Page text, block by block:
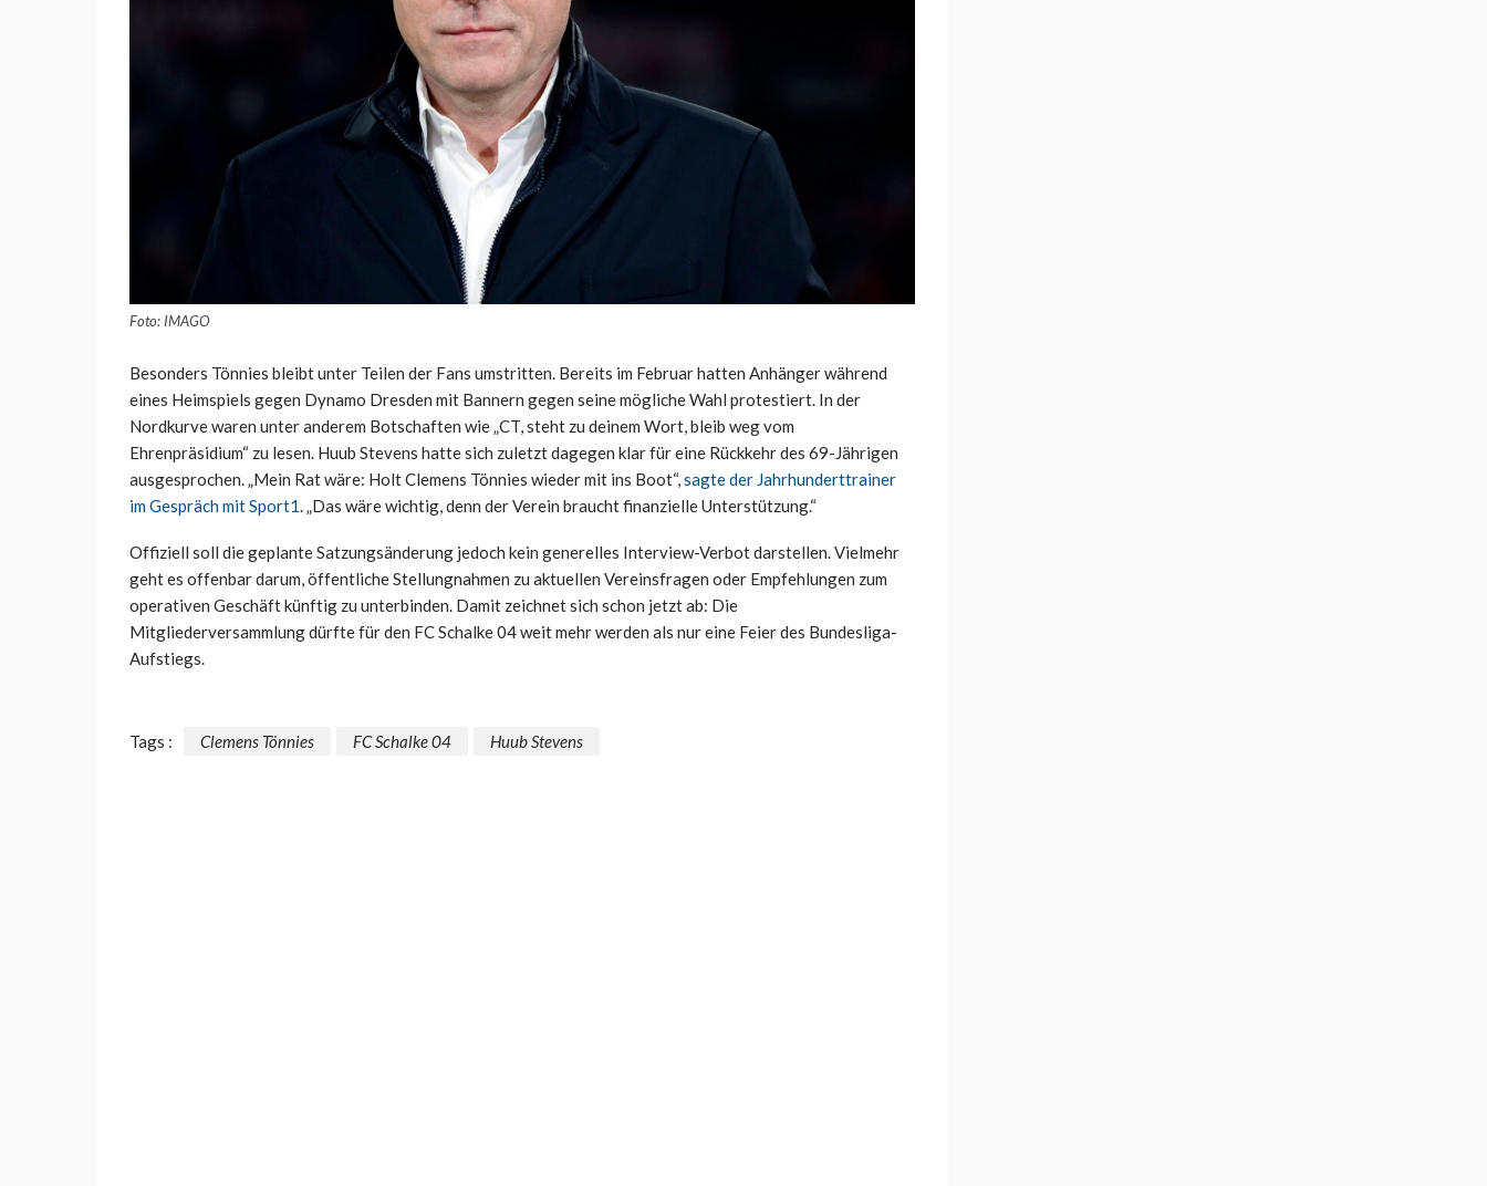
Foto: IMAGO
Besonders Tönnies bleibt unter Teilen der Fans umstritten. Bereits im Februar hatten Anhänger während
eines Heimspiels gegen Dynamo Dresden mit Bannern gegen seine mögliche Wahl protestiert. In der
Nordkurve waren unter anderem Botschaften wie „CT, steht zu deinem Wort, bleib weg vom
Ehrenpräsidium“ zu lesen. Huub Stevens hatte sich zuletzt dagegen klar für eine Rückkehr des 69-Jährigen
ausgesprochen. „Mein Rat wäre: Holt Clemens Tönnies wieder mit ins Boot“,sagte der Jahrhunderttrainer
im Gespräch mit Sport1. „Das wäre wichtig, denn der Verein braucht finanzielle Unterstützung.“
Offiziell soll die geplante Satzungsänderung jedoch kein generelles Interview-Verbot darstellen. Vielmehr
geht es offenbar darum, öffentliche Stellungnahmen zu aktuellen Vereinsfragen oder Empfehlungen zum
operativen Geschäft künftig zu unterbinden. Damit zeichnet sich schon jetzt ab: Die
Mitgliederversammlung dürfte für den FC Schalke 04 weit mehr werden als nur eine Feier des Bundesliga-
Aufstiegs.
Tags : Clemens Tönnies FC Schalke 04 Huub Stevens